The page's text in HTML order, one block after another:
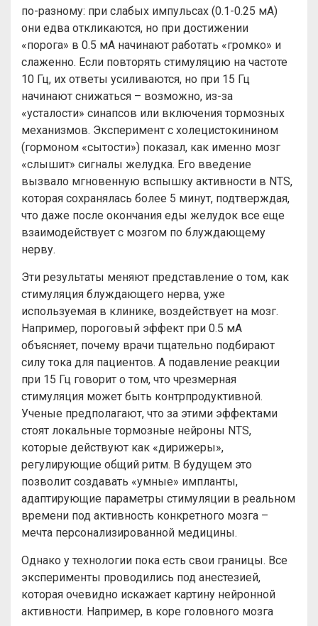
по-разному: при слабых импульсах (0.1-0.25 мА)
они едва откликаются, но при достижении
«порога» в 0.5 мА начинают работать «громко» и
слаженно. Если повторять стимуляцию на частоте
10 Гц, их ответы усиливаются, но при 15 Гц
начинают снижаться – возможно, из-за
«усталости» синапсов или включения тормозных
механизмов. Эксперимент с холецистокинином
(гормоном «сытости») показал, как именно мозг
«слышит» сигналы желудка. Его введение
вызвало мгновенную вспышку активности в NTS,
которая сохранялась более 5 минут, подтверждая,
что даже после окончания еды желудок все еще
взаимодействует с мозгом по блуждающему
нерву.
Эти результаты меняют представление о том, как
стимуляция блуждающего нерва, уже
используемая в клинике, воздействует на мозг.
Например, пороговый эффект при 0.5 мА
объясняет, почему врачи тщательно подбирают
силу тока для пациентов. А подавление реакции
при 15 Гц говорит о том, что чрезмерная
стимуляция может быть контрпродуктивной.
Ученые предполагают, что за этими эффектами
стоят локальные тормозные нейроны NTS,
которые действуют как «дирижеры»,
регулирующие общий ритм. В будущем это
позволит создавать «умные» импланты,
адаптирующие параметры стимуляции в реальном
времени под активность конкретного мозга –
мечта персонализированной медицины.
Однако у технологии пока есть свои границы. Все
эксперименты проводились под анестезией,
которая очевидно искажает картину нейронной
активности. Например, в коре головного мозга